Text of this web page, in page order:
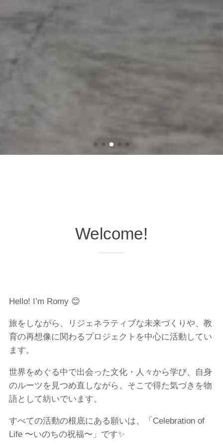
Welcome!
Hello! I’m Romy 😊
旅をしながら、リジェネラティブな未来づくりや、教
育の再想像に関わるプロジェクトを中心に活動してい
ます。
世界をめぐる中で出会った文化・人々から学び、自身
のルーツを見つめ直しながら、そこで得た気づきを物
語として紡いでいます。
すべての活動の根底にある願いは、「Celebration of
Life 〜いのちの祝福〜」です✨